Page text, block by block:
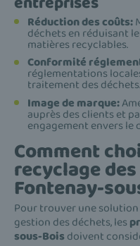
Réduction des coûts:
déchets en réduisant
matières recyclables.
Conformité
réglementations
traitement des déchets.
Image de marque:
auprès des clients et
engagement envers le
Comment
recyclage
Fontenay-
Pour trouver une
gestion des déchets, les
sous-Bois doivent